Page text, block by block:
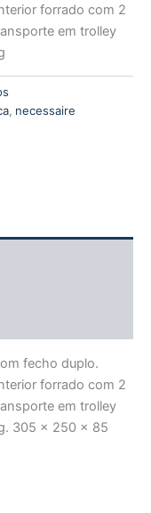
forrado com 2
em trolley
, necessaire
fecho duplo.
forrado com 2
em trolley
305 x 250 x 85